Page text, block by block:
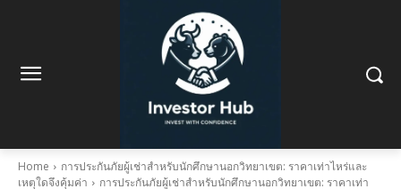
Home
การประกันภัยผู้เช่าสำหรับนักศึกษานอกวิทยาเขต: ราคาเท่าไหร่และ
เหตุใดจึงคุ้มค่า
การประกันภัยผู้เช่าสำหรับนักศึกษานอกวิทยาเขต: ราคาเท่า